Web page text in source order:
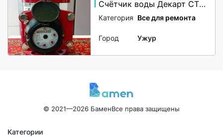
Счётчик воды Декарт СТВУ-50
Категория Все для ремонта
Город Ужур
© 2021—2026 БаменВсе права защищены
Категории